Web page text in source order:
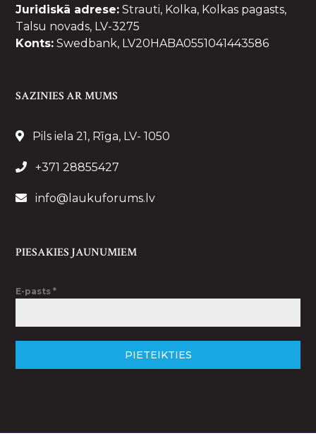
Juridiskā adrese: Strauti, Kolka, Kolkas pagasts,
Talsu novads, LV-3275
Konts: Swedbank, LV20HABA0551041443586
SAZINIES AR MUMS
Pils iela 21, Rīga, LV- 1050
+371 28855427
info@laukuforums.lv
PIESAKIES JAUNUMIEM
E-pasts*
PIETEIKTIES